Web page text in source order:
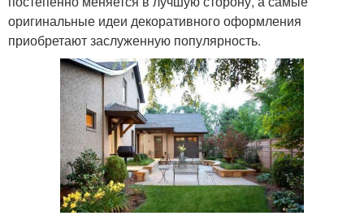
Интересные идеи Растения для сада
Идеи по оформлению
Вазоны для красивого
сада
оригинальные идеи декоративного оформления
приобретают заслуженную популярность.